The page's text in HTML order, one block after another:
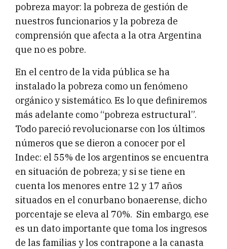
pobreza mayor: la pobreza de gestión de
nuestros funcionarios y la pobreza de
comprensión que afecta a la otra Argentina
que no es pobre.
En el centro de la vida pública se ha
instalado la pobreza como un fenómeno
orgánico y sistemático. Es lo que definiremos
más adelante como “pobreza estructural”.
Todo pareció revolucionarse con los últimos
números que se dieron a conocer por el
Indec: el 55% de los argentinos se encuentra
en situación de pobreza; y si se tiene en
cuenta los menores entre 12 y 17 años
situados en el conurbano bonaerense, dicho
porcentaje se eleva al 70%. Sin embargo, ese
es un dato importante que toma los ingresos
de las familias y los contrapone a la canasta